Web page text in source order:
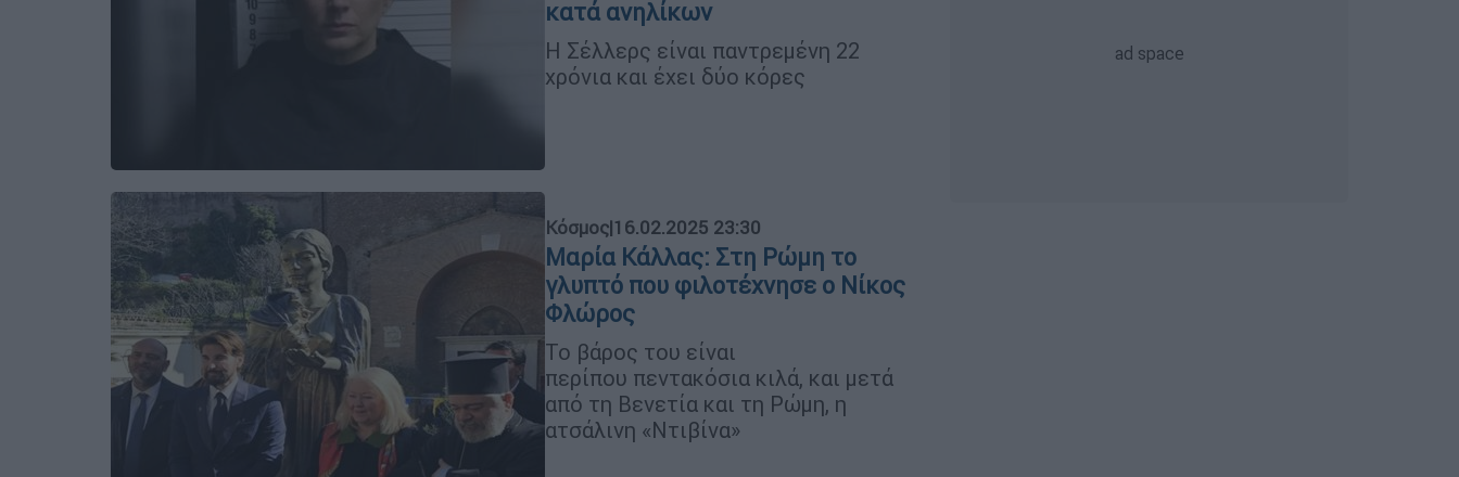
κατά ανηλίκων
Η Σέλλερς είναι παντρεμένη 22
χρόνια και έχει δύο κόρες
Κόσμος|16.02.2025 23:30
Μαρία Κάλλας: Στη Ρώμη το
γλυπτό που φιλοτέχνησε ο Νίκος
Φλώρος
Το βάρος του είναι
περίπου πεντακόσια κιλά, και μετά
από τη Βενετία και τη Ρώμη, η
ατσάλινη «Ντιβίνα»